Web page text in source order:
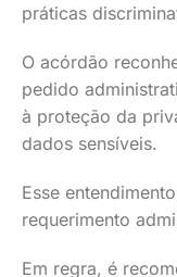
práticas
O acórdão
pedido
à proteção da
dados sensíveis.
Esse
requerimento
Em regra, é